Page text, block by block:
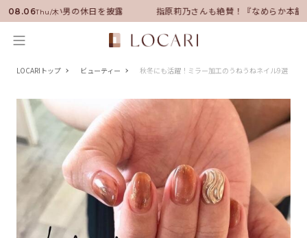
08.06Thu/木
に就任！いい男の休日を披露 指原莉乃さんも絶賛！『なめらか本舗
LOCARIトップ ビューティー 秋冬にも活躍！ミラー加工のうねうねネイル9選